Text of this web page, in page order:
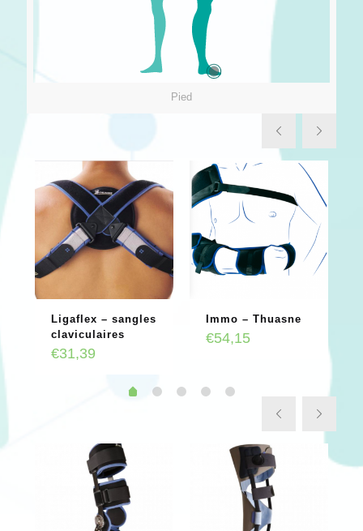
Pied
Ligaflex – sangles
claviculaires
€31,39
Immo – Thuasne
€54,15